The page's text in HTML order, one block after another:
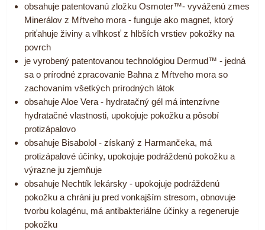
obsahuje patentovanú zložku Osmoter™- vyváženú zmes
Minerálov z Mŕtveho mora - funguje ako magnet, ktorý
priťahuje živiny a vlhkosť z hlbších vrstiev pokožky na
povrch
je vyrobený patentovanou technológiou Dermud™ - jedná
sa o prírodné zpracovanie Bahna z Mŕtveho mora so
zachovaním všetkých prírodných látok
obsahuje Aloe Vera - hydratačný gél má intenzívne
hydratačné vlastnosti, upokojuje pokožku a pôsobí
protizápalovo
obsahuje Bisabolol - získaný z Harmančeka, má
protizápalové účinky, upokojuje podráždenú pokožku a
výrazne ju zjemňuje
obsahuje Nechtík lekársky - upokojuje podráždenú
pokožku a chráni ju pred vonkajším stresom, obnovuje
tvorbu kolagénu, má antibakteriálne účinky a regeneruje
pokožku